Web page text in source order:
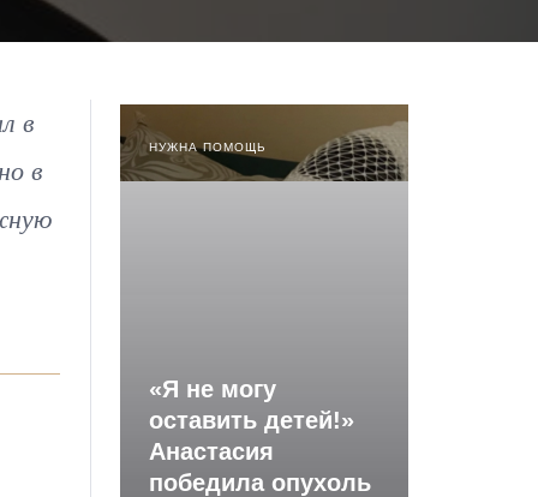
в
в
НУЖНА ПОМОЩЬ
«Я не могу
оставить детей!»
Анастасия
победила опухоль